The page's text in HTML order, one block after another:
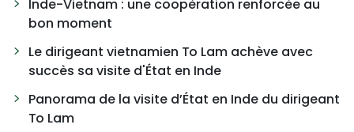
Inde-Vietnam : une coopération renforcée au
bon moment
Le dirigeant vietnamien To Lam achève avec
succès sa visite d'État en Inde
Panorama de la visite d’État en Inde du dirigeant
To Lam